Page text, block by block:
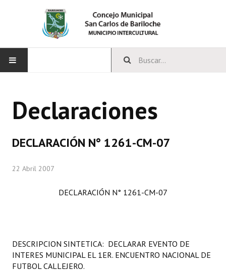
CONCEJO
Comisiones Especiales
LEGISLACIÓN
Declaraciones
DECLARACIÓN N° 1261-CM-07
22 Abril 2007
DECLARACIÓN N° 1261-CM-07
DESCRIPCION SINTETICA: DECLARAR EVENTO DE
INTERES MUNICIPAL EL 1ER. ENCUENTRO NACIONAL DE
FUTBOL CALLEJERO.